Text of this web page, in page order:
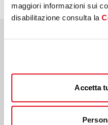
maggiori informazioni sui
disabilitazione consulta la
Accetta
Filiale San
San Giovanni Lupatoto -